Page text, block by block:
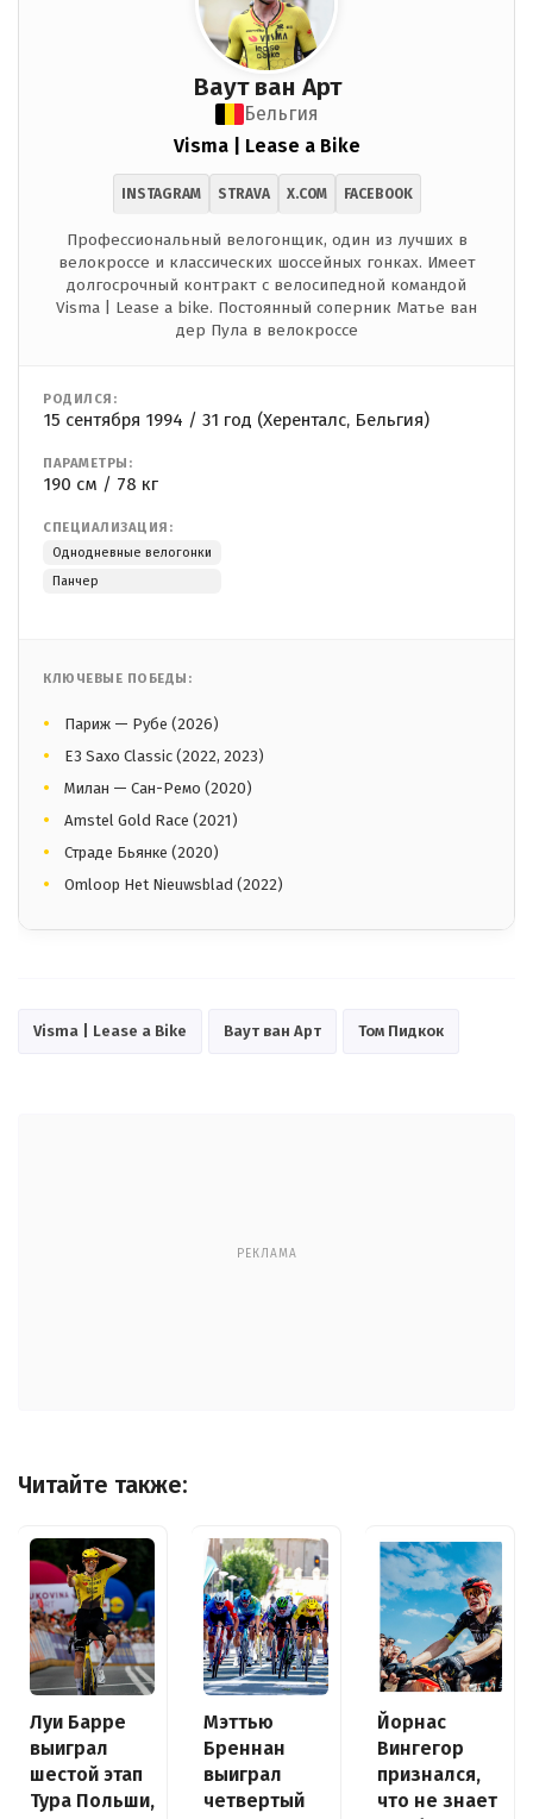
Ваут ван Арт
Бельгия
Visma | Lease a Bike
INSTAGRAM STRAVA X.COM FACEBOOK
Профессиональный велогонщик, один из лучших в
велокроссе и классических шоссейных гонках. Имеет
долгосрочный контракт с велосипедной командой
Visma | Lease a bike. Постоянный соперник Матье ван
дер Пула в велокроссе
РОДИЛСЯ:
15 сентября 1994 / 31 год (Херенталс, Бельгия)
ПАРАМЕТРЫ:
190 см / 78 кг
СПЕЦИАЛИЗАЦИЯ:
Однодневные велогонки
Панчер
КЛЮЧЕВЫЕ ПОБЕДЫ:
Париж — Рубе (2026)
E3 Saxo Classic (2022, 2023)
Милан — Сан-Ремо (2020)
Amstel Gold Race (2021)
Страде Бьянке (2020)
Omloop Het Nieuwsblad (2022)
Visma | Lease a Bike Ваут ван Арт Том Пидкок
РЕКЛАМА
Читайте также:
Луи Барре
выиграл
шестой этап
Тура Польши,
Мэттью
Бреннан
выиграл
четвертый
Йорнас
Вингегор
признался,
что не знает